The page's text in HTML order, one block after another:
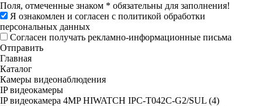
Поля, отмеченные знаком * обязательны для заполнения!
Я ознакомлен и согласен с политикой обработки
персональных данных
Согласен получать рекламно-информационные письма
Отправить
Главная
Каталог
Камеры видеонаблюдения
IP видеокамеры
IP видеокамера 4MP HIWATCH IPC-T042C-G2/SUL (4)